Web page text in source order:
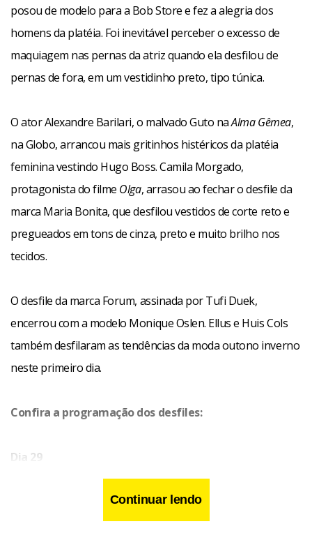
posou de modelo para a Bob Store e fez a alegria dos
homens da platéia. Foi inevitável perceber o excesso de
maquiagem nas pernas da atriz quando ela desfilou de
pernas de fora, em um vestidinho preto, tipo túnica.
O ator Alexandre Barilari, o malvado Guto naAlma Gêmea,
na Globo, arrancou mais gritinhos histéricos da platéia
feminina vestindo Hugo Boss. Camila Morgado,
protagonista do filme Olga, arrasou ao fechar o desfile da
marca Maria Bonita, que desfilou vestidos de corte reto e
pregueados em tons de cinza, preto e muito brilho nos
tecidos.
O desfile da marca Forum, assinada por Tufi Duek,
encerrou com a modelo Monique Oslen. Ellus e Huis Cols
também desfilaram as tendências da moda outono inverno
neste primeiro dia.
Confira a programação dos desfiles:
Dia 29
Continuar lendo